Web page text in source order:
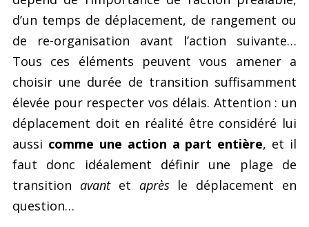
d’un temps de déplacement, de rangement ou
de re-organisation avant l’action suivante…
Tous ces éléments peuvent vous amener a
choisir une durée de transition suffisamment
élevée pour respecter vos délais. Attention : un
déplacement doit en réalité être considéré lui
aussi comme une action a part entière, et il
faut donc idéalement définir une plage de
transition avantet aprèsle déplacement en
question…